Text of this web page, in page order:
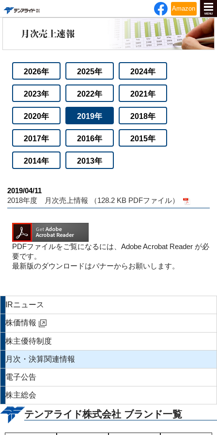
Amazon
MENU
2026年 2025年 2024年
2023年 2022年 2021年
2020年 2019年 2018年
2017年 2016年 2015年
2014年 2013年
2019/04/11
2018年度 月次売上情報 （128.2 KB PDFファイル）
PDFファイルをご覧になるには、Adobe Acrobat Reader が必
要です。
最新版のダウンロードはバナーからお願いします。
IRニュース
株価情報
株主優待制度
月次・決算関連情報
電子公告
株主総会
テンアライド株式会社 ブランド一覧